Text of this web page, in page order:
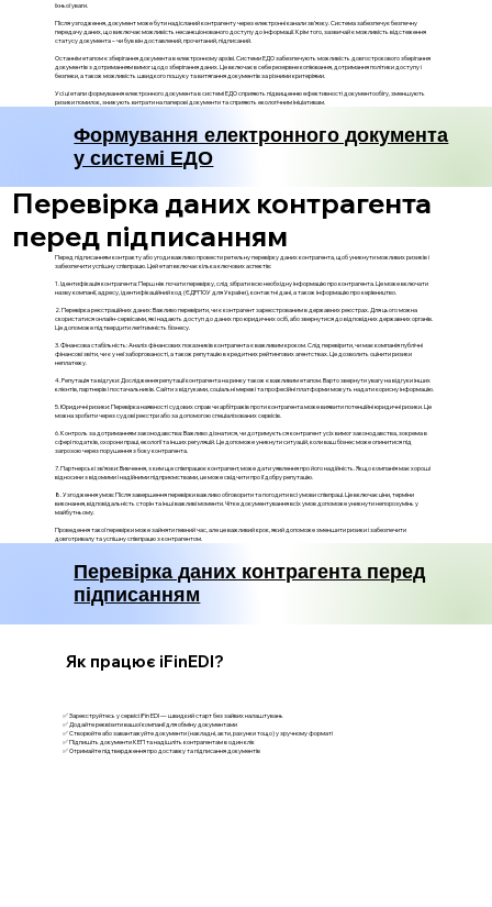
їхньої уваги.
Після узгодження, документ може бути надісланий контрагенту через електронні канали зв’язку. Система забезпечує безпечну
передачу даних, що виключає можливість несанкціонованого доступу до інформації. Крім того, зазвичай є можливість відстеження
статусу документа – чи був він доставлений, прочитаний, підписаний.
Останнім етапом є зберігання документа в електронному архіві. Системи ЕДО забезпечують можливість довгострокового зберігання
документів з дотриманням вимог щодо зберігання даних. Це включає в себе резервне копіювання, дотримання політики доступу і
безпеки, а також можливість швидкого пошуку та витягання документів за різними критеріями.
Усі ці етапи формування електронного документа в системі ЕДО сприяють підвищенню ефективності документообігу, зменшують
ризики помилок, знижують витрати на паперові документи та сприяють екологічним ініціативам.
Формування електронного документа
у системі ЕДО
Перевірка даних контрагента
перед підписанням
Перед підписанням контракту або угоди важливо провести ретельну перевірку даних контрагента, щоб уникнути можливих ризиків і
забезпечити успішну співпрацю. Цей етап включає кілька ключових аспектів:
1. Ідентифікація контрагента: Перш ніж почати перевірку, слід зібрати всю необхідну інформацію про контрагента. Це може включати
назву компанії, адресу, ідентифікаційний код (ЄДРПОУ для України), контактні дані, а також інформацію про керівництво.
2. Перевірка реєстраційних даних: Важливо перевірити, чи є контрагент зареєстрованим в державних реєстрах. Для цього можна
скористатися онлайн-сервісами, які надають доступ до даних про юридичних осіб, або звернутися до відповідних державних органів.
Це допоможе підтвердити легітимність бізнесу.
3. Фінансова стабільність: Аналіз фінансових показників контрагента є важливим кроком. Слід перевірити, чи має компанія публічні
фінансові звіти, чи є у неї заборгованості, а також репутацію в кредитних рейтингових агентствах. Це дозволить оцінити ризики
неплатежу.
4. Репутація та відгуки: Дослідження репутації контрагента на ринку також є важливим етапом. Варто звернути увагу на відгуки інших
клієнтів, партнерів і постачальників. Сайти з відгуками, соціальні мережі та професійні платформи можуть надати корисну інформацію.
5. Юридичні ризики: Перевірка наявності судових справ чи арбітражів проти контрагента може виявити потенційні юридичні ризики. Це
можна зробити через судові реєстри або за допомогою спеціалізованих сервісів.
6. Контроль за дотриманням законодавства: Важливо дізнатися, чи дотримується контрагент усіх вимог законодавства, зокрема в
сфері податків, охорони праці, екології та інших регуляцій. Це допоможе уникнути ситуацій, коли ваш бізнес може опинитися під
загрозою через порушення з боку контрагента.
7. Партнерські зв’язки: Вивчення, з ким ще співпрацює контрагент, може дати уявлення про його надійність. Якщо компанія має хороші
відносини з відомими і надійними підприємствами, це може свідчити про її добру репутацію.
8. Узгодження умов: Після завершення перевірки важливо обговорити та погодити всі умови співпраці. Це включає ціни, терміни
виконання, відповідальність сторін та інші важливі моменти. Чітке документування всіх умов допоможе уникнути непорозумінь у
майбутньому.
Проведення такої перевірки може зайняти певний час, але це важливий крок, який допоможе зменшити ризики і забезпечити
довготривалу та успішну співпрацю з контрагентом.
Перевірка даних контрагента перед
підписанням
✅ Зареєструйтесь у сервісі iFin EDI — швидкий старт без зайвих налаштувань
✅ Додайте реквізити вашої компанії для обміну документами
✅ Створюйте або завантажуйте документи (накладні, акти, рахунки тощо) у зручному форматі
✅ Підпишіть документи КЕП та надішліть контрагентам в один клік
✅ Отримайте підтвердження про доставку та підписання документів
Як працює iFinEDI?